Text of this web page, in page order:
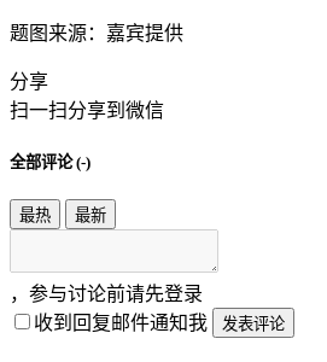
题图来源：嘉宾提供
分享
扫一扫分享到微信
全部评论 (-)
最热 最新
，参与讨论前请先登录
收到回复邮件通知我
发表评论